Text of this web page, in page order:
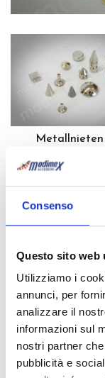
Consenso
Questo sito web
Utilizziamo i
annunci, per
analizzare il
informazioni sul
nostri partner
pubblicità e
Metallnieten
Esplora la
Strass
Esplora la